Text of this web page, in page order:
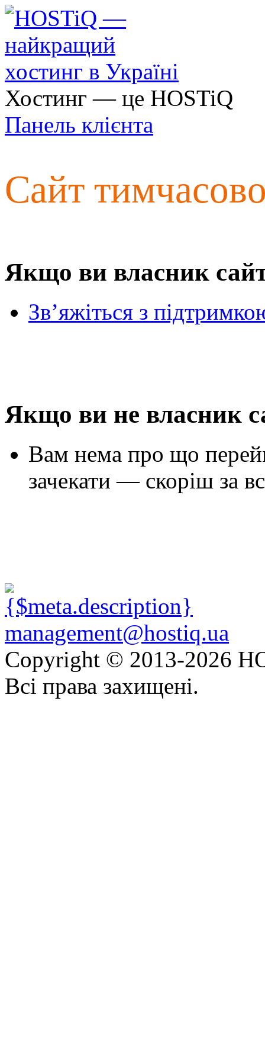
Хостинг — це HOSTiQ
Панель клієнта
Сайт
Якщо ви власник
Зв’яжіться з
Якщо ви не власник
Вам нема про що
зачекати — скоріш за
management@hostiq.ua
Copyright © 2013-2026
Всі права захищені.